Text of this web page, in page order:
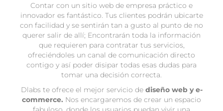
Contar con un sitio web de empresa práctico e
innovador es fantástico. Tus clientes podrán ubicarte
con facilidad y se sentirán tan a gusto al punto de no
querer salir de allí; Encontrarán toda la información
que requieren para contratar tus servicios,
ofreciéndoles un canal de comunicación directo
contigo y así poder disipar todas esas dudas para
tomar una decisión correcta.
Dlabs te ofrece el mejor servicio de diseño web y e-
commerce. Nos encargaremos de crear un espacio